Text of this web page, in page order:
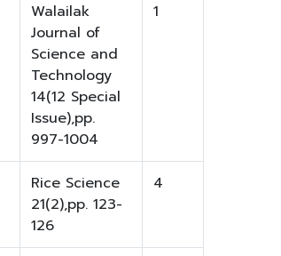
Walailak
Journal of
Science and
Technology
14(12 Special
Issue),pp.
997-1004
1
Rice Science
21(2),pp. 123-
126
4